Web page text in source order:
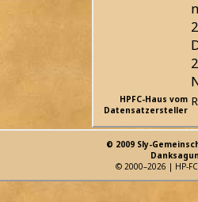
HPFC-Haus vom
Datensatzersteller
© 2009 Sly-
© 2000–2026 | HP-